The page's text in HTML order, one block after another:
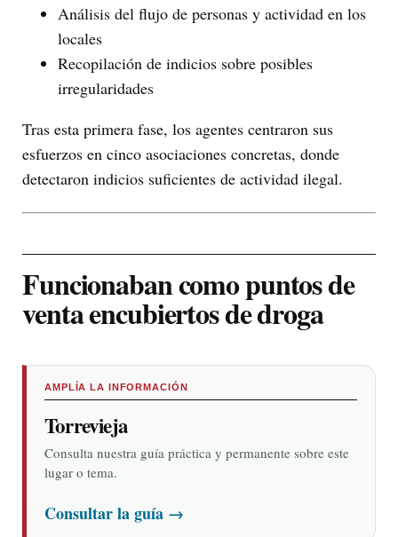
Análisis del flujo de personas y actividad en los
locales
Recopilación de indicios sobre posibles
irregularidades
Tras esta primera fase, los agentes centraron sus
esfuerzos en cinco asociaciones concretas, donde
detectaron indicios suficientes de actividad ilegal.
Funcionaban como puntos de
venta encubiertos de droga
AMPLÍA LA INFORMACIÓN
Torrevieja
Consulta nuestra guía práctica y permanente sobre este
lugar o tema.
Consultar la guía →